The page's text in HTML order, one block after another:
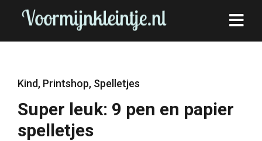
Kind, Printshop, Spelletjes
Super leuk: 9 pen en papier
spelletjes